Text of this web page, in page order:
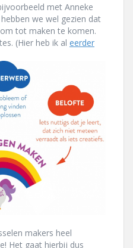
met Anneke
we wel gezien dat
tot maken te komen.
(Hier heb ik al eerder
makers heel
Het gaat hierbij dus